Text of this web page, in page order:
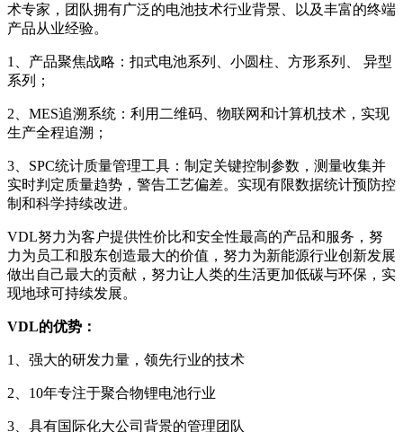
术专家，团队拥有广泛的电池技术行业背景、以及丰富的终端
产品从业经验。
1、产品聚焦战略：扣式电池系列、小圆柱、方形系列、 异型
系列；
2、MES追溯系统：利用二维码、物联网和计算机技术，实现
生产全程追溯；
3、SPC统计质量管理工具：制定关键控制参数，测量收集并
实时判定质量趋势，警告工艺偏差。实现有限数据统计预防控
制和科学持续改进。
VDL努力为客户提供性价比和安全性最高的产品和服务，努
力为员工和股东创造最大的价值，努力为新能源行业创新发展
做出自己最大的贡献，努力让人类的生活更加低碳与环保，实
现地球可持续发展。
VDL的优势：
1、强大的研发力量，领先行业的技术
2、10年专注于聚合物锂电池行业
3、具有国际化大公司背景的管理团队